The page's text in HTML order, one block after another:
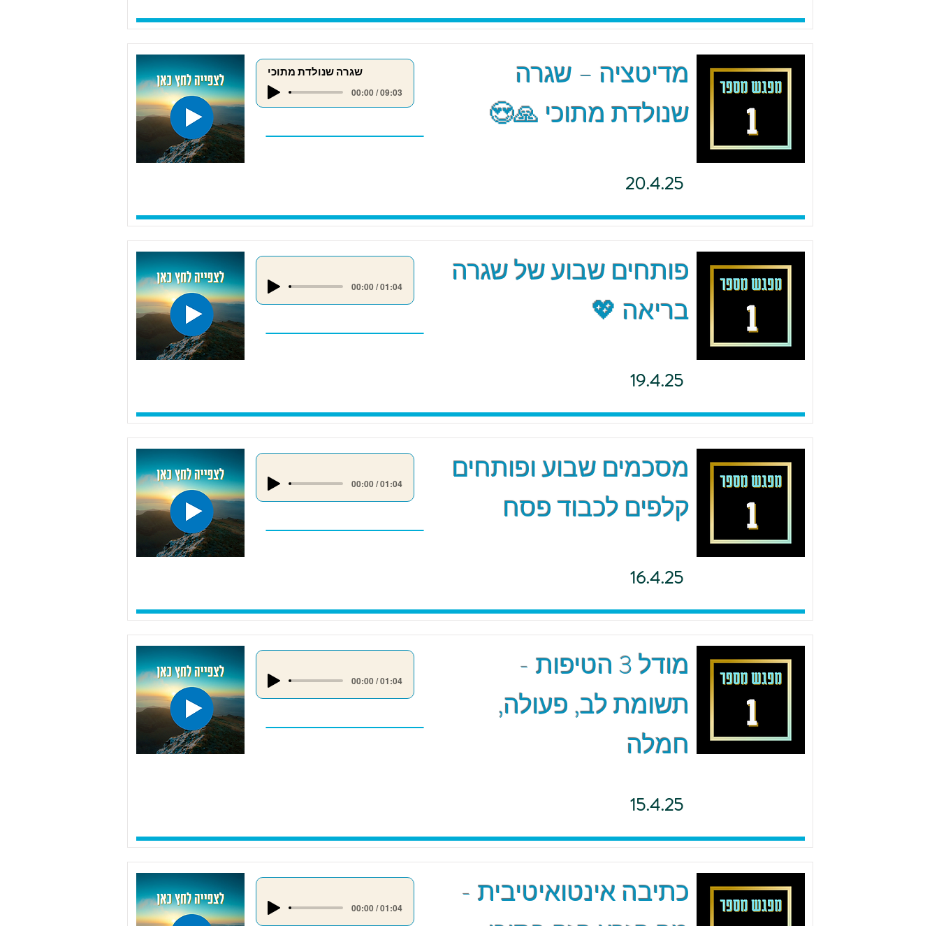
שגרה שנולדת מתוכי
00:00 / 09:03
מדיטציה – שגרה
שנולדת מתוכי 🙏😍
20.4.25
00:00 / 01:04
פותחים שבוע של שגרה
בריאה 💖
19.4.25
00:00 / 01:04
מסכמים שבוע ופותחים
קלפים לכבוד פסח
16.4.25
00:00 / 01:04
מודל 3 הטיפות -
תשומת לב, פעולה,
חמלה
15.4.25
00:00 / 01:04
כתיבה אינטואיטיבית -